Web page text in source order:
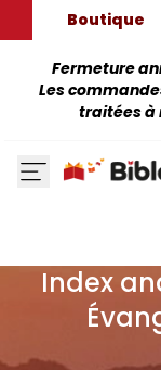
Boutique
Fermeture
Les
traitées à
Index